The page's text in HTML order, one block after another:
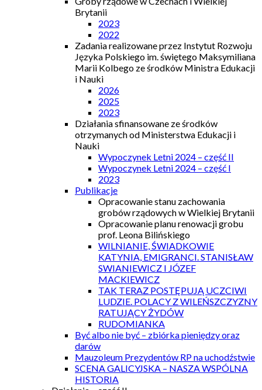
Brytanii
2023
2022
Zadania realizowane przez Instytut Rozwoju
Języka Polskiego im. świętego Maksymiliana
Marii Kolbego ze środków Ministra Edukacji
i Nauki
2026
2025
2023
Działania sfinansowane ze środków
otrzymanych od Ministerstwa Edukacji i
Nauki
Wypoczynek Letni 2024 – część II
Wypoczynek Letni 2024 – część I
2023
Publikacje
Opracowanie stanu zachowania
grobów rządowych w Wielkiej Brytanii
Opracowanie planu renowacji grobu
prof. Leona Bilińskiego
WILNIANIE, ŚWIADKOWIE
KATYNIA, EMIGRANCI. STANISŁAW
SWIANIEWICZ I JÓZEF
MACKIEWICZ
TAK TERAZ POSTĘPUJĄ UCZCIWI
LUDZIE. POLACY Z WILEŃSZCZYZNY
RATUJĄCY ŻYDÓW
RUDOMIANKA
Być albo nie być – zbiórka pieniędzy oraz
darów
Mauzoleum Prezydentów RP na uchodźstwie
SCENA GALICYJSKA – NASZA WSPÓLNA
HISTORIA